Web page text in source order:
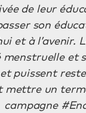
de leur
son
et à l’avenir.
et
puissent
un
campagne